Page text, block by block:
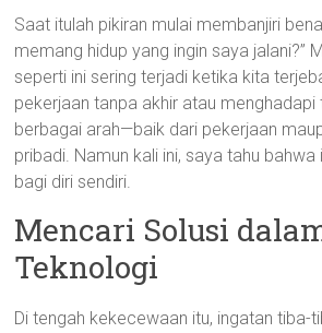
Saat itulah pikiran mulai membanjiri
memang hidup yang ingin saya jalani?”
seperti ini sering terjadi ketika kita
pekerjaan tanpa akhir atau menghadapi
berbagai arah—baik dari pekerjaan
pribadi. Namun kali ini, saya tahu
bagi diri sendiri.
Mencari Solusi
Teknologi
Di tengah kekecewaan itu, ingatan tiba-